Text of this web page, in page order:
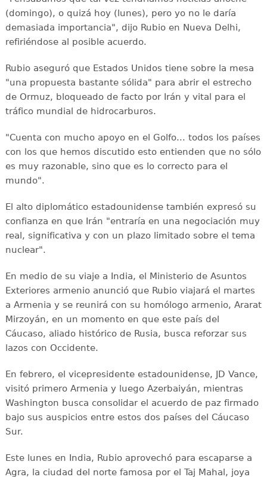
(domingo), o quizá hoy (lunes), pero yo no le daría
demasiada importancia", dijo Rubio en Nueva Delhi,
refiriéndose al posible acuerdo.
Rubio aseguró que Estados Unidos tiene sobre la mesa
"una propuesta bastante sólida" para abrir el estrecho
de Ormuz, bloqueado de facto por Irán y vital para el
tráfico mundial de hidrocarburos.
"Cuenta con mucho apoyo en el Golfo... todos los países
con los que hemos discutido esto entienden que no sólo
es muy razonable, sino que es lo correcto para el
mundo".
El alto diplomático estadounidense también expresó su
confianza en que Irán "entraría en una negociación muy
real, significativa y con un plazo limitado sobre el tema
nuclear".
En medio de su viaje a India, el Ministerio de Asuntos
Exteriores armenio anunció que Rubio viajará el martes
a Armenia y se reunirá con su homólogo armenio, Ararat
Mirzoyán, en un momento en que este país del
Cáucaso, aliado histórico de Rusia, busca reforzar sus
lazos con Occidente.
En febrero, el vicepresidente estadounidense, JD Vance,
visitó primero Armenia y luego Azerbaiyán, mientras
Washington busca consolidar el acuerdo de paz firmado
bajo sus auspicios entre estos dos países del Cáucaso
Sur.
Este lunes en India, Rubio aprovechó para escaparse a
Agra, la ciudad del norte famosa por el Taj Mahal, joya